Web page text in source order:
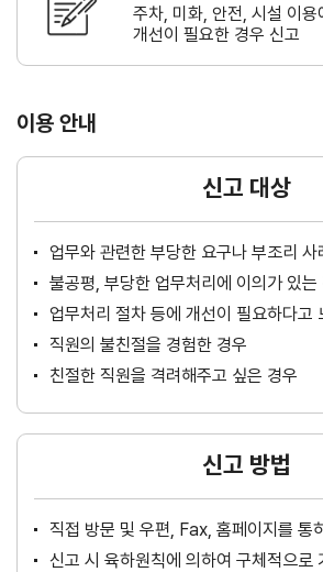
주차, 미화, 안전, 시설 이용
개선이 필요한 경우 신고
이용 안내
신고 대상
업무와 관련한 부당한 요구나 부조리 사
불공평, 부당한 업무처리에 이의가 있는
업무처리 절차 등에 개선이 필요하다고
직원의 불친절을 경험한 경우
친절한 직원을 격려해주고 싶은 경우
신고 방법
직접 방문 및 우편, Fax, 홈페이지를 통
신고 시 육하원칙에 의하여 구체적으로